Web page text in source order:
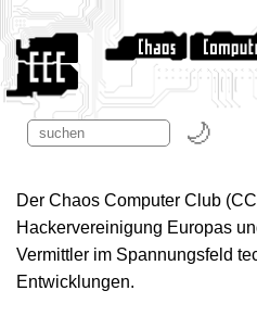
Der Chaos Computer Club
Hackervereinigung Europas
Vermittler im Spannungsfeld
Entwicklungen.